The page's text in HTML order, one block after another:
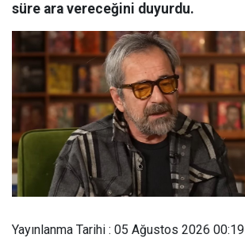
süre ara vereceğini duyurdu.
Yayınlanma Tarihi : 05 Ağustos 2026 00:19